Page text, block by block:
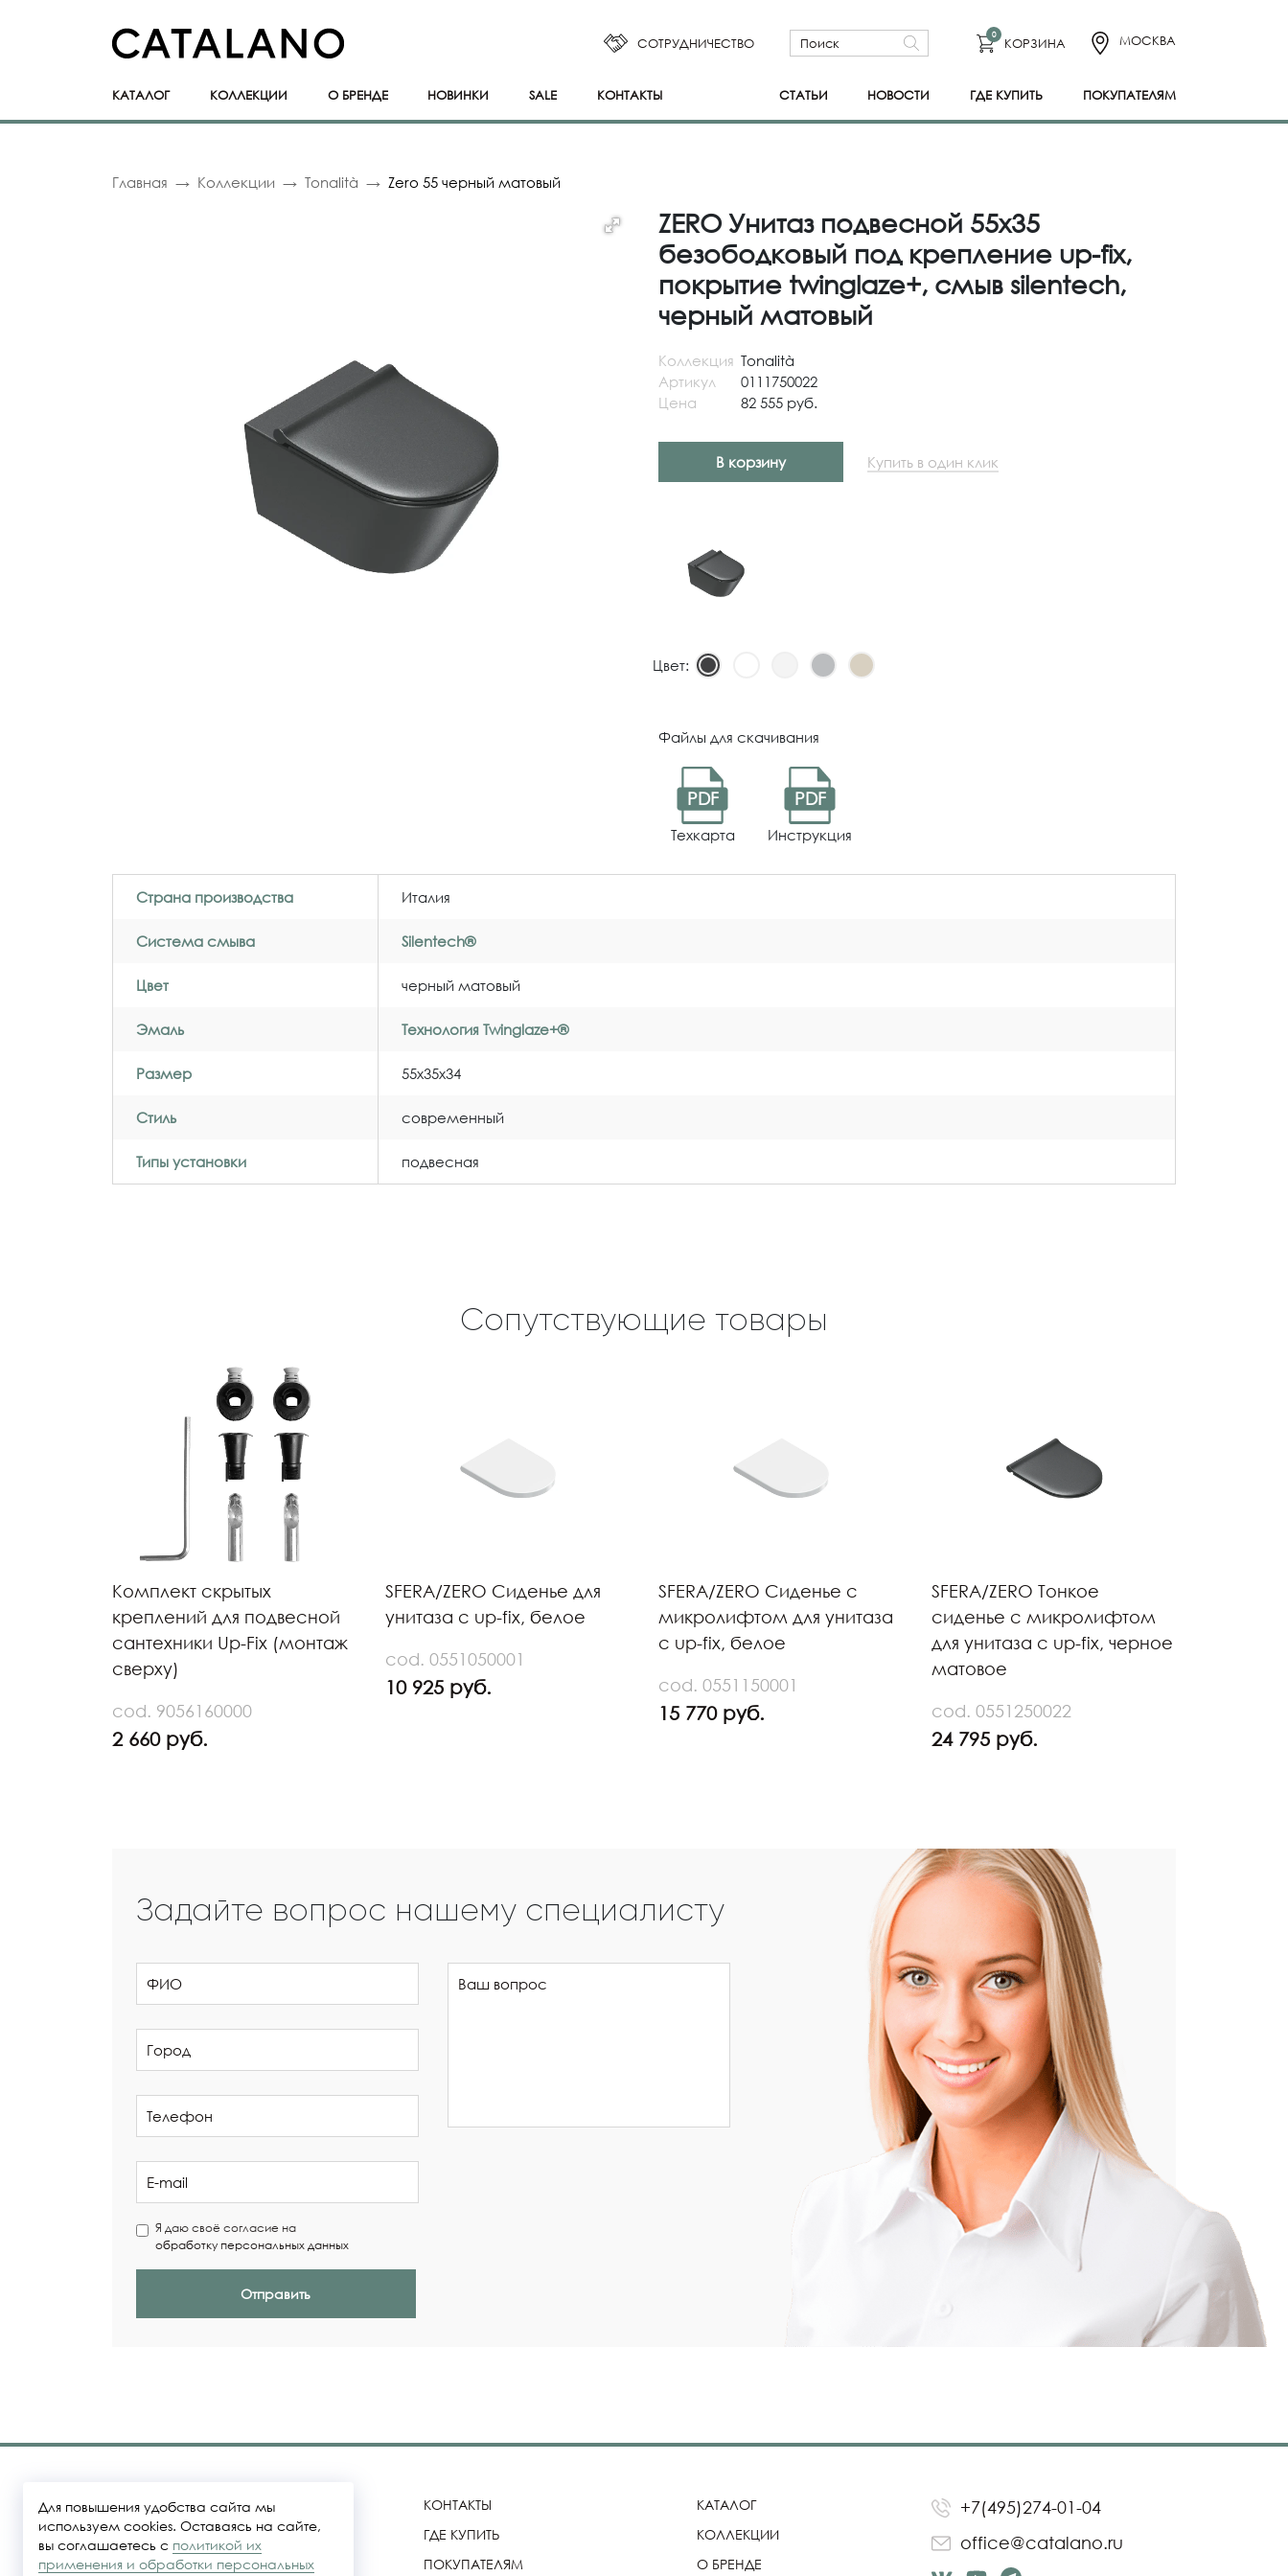
СОТРУДНИЧЕСТВО
0
КОРЗИНА МОСКВА
КАТАЛОГ КОЛЛЕКЦИИ О БРЕНДЕ НОВИНКИ SALE КОНТАКТЫ СТАТЬИ НОВОСТИ ГДЕ КУПИТЬ ПОКУПАТЕЛЯМ
Главная Коллекции Tonalità Zero 55 черный матовый
ZERO Унитаз подвесной 55х35
безободковый под крепление up-fix,
покрытие twinglaze+, смыв silentech,
черный матовый
Коллекция Tonalità
Артикул
0111750022
Цена
82 555 руб.
В корзину Купить в один клик
Цвет:
Файлы для скачивания
PDF
Техкарта
PDF
Инструкция
Страна производства Италия
Система смыва Silentech®
Цвет черный матовый
Эмаль Технология Twinglaze+®
Размер 55x35x34
Стиль современный
Типы установки подвесная
Сопутствующие товары
Комплект скрытых
креплений для подвесной
сантехники Up-Fix (монтаж
сверху)
cod. 9056160000
2 660 руб.
SFERA/ZERO Сиденье для
унитаза с up-fix, белое
cod. 0551050001
10 925 руб.
SFERA/ZERO Сиденье с
микролифтом для унитаза
с up-fix, белое
cod. 0551150001
15 770 руб.
SFERA/ZERO Тонкое
сиденье с микролифтом
для унитаза с up-fix, черное
матовое
cod. 0551250022
24 795 руб.
Задайте вопрос нашему специалисту
Я даю своё согласие на
обработку персональных данных
Отправить
Политика конфидециальности
КОНТАКТЫ
ГДЕ КУПИТЬ
ПОКУПАТЕЛЯМ
КАТАЛОГ
КОЛЛЕКЦИИ
О БРЕНДЕ
+7(495)274-01-04
office@catalano.ru
Для повышения удобства сайта мы
используем cookies. Оставаясь на сайте,
вы соглашаетесь с политикой их
применения и обработки персональных